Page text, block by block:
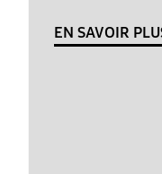
EN SAVOIR